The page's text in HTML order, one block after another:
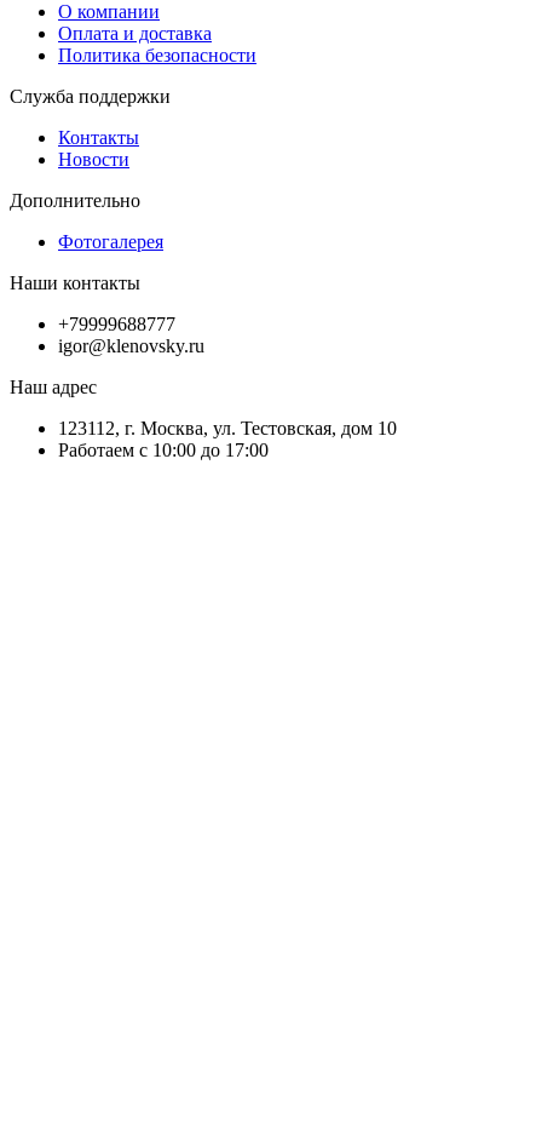
О компании
Оплата и доставка
Политика безопасности
Служба поддержки
Контакты
Новости
Дополнительно
Фотогалерея
Наши контакты
+79999688777
igor@klenovsky.ru
Наш адрес
123112, г. Москва, ул. Тестовская, дом 10
Работаем с 10:00 до 17:00